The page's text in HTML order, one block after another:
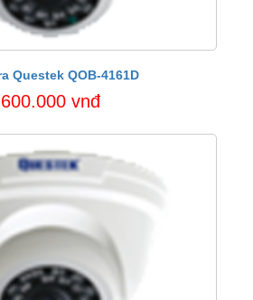
Questek QOB-4161D
600.000 vnđ